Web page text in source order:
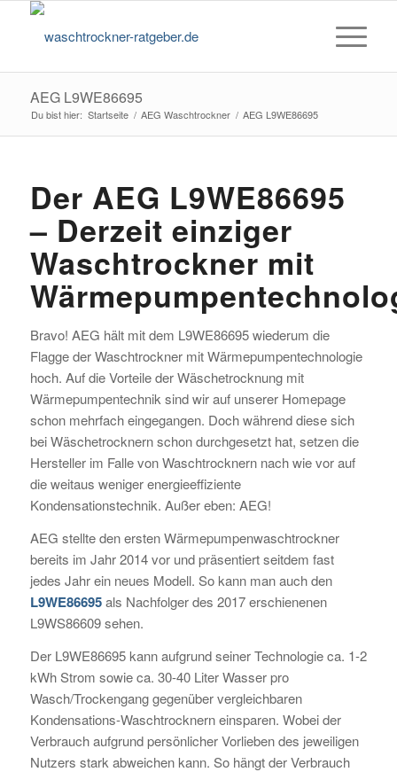
AEG L9WE86695
Du bist hier: Startseite / AEG Waschtrockner / AEG L9WE86695
Der AEG L9WE86695
– Derzeit einziger
Waschtrockner mit
Bravo! AEG hält mit dem L9WE86695 wiederum die
Flagge der Waschtrockner mit Wärmepumpentechnologie
hoch. Auf die Vorteile der Wäschetrocknung mit
Wärmepumpentechnik sind wir auf unserer Homepage
schon mehrfach eingegangen. Doch während diese sich
bei Wäschetrocknern schon durchgesetzt hat, setzen die
Hersteller im Falle von Waschtrocknern nach wie vor auf
die weitaus weniger energieeffiziente
Kondensationstechnik. Außer eben: AEG!
AEG stellte den ersten Wärmepumpenwaschtrockner
bereits im Jahr 2014 vor und präsentiert seitdem fast
jedes Jahr ein neues Modell. So kann man auch den
L9WE86695als Nachfolger des 2017 erschienenen
L9WS86609 sehen.
Der L9WE86695 kann aufgrund seiner Technologie ca. 1-2
kWh Strom sowie ca. 30-40 Liter Wasser pro
Wasch/Trockengang gegenüber vergleichbaren
Kondensations-Waschtrocknern einsparen. Wobei der
Verbrauch aufgrund persönlicher Vorlieben des jeweiligen
Nutzers stark abweichen kann. So hängt der Verbrauch